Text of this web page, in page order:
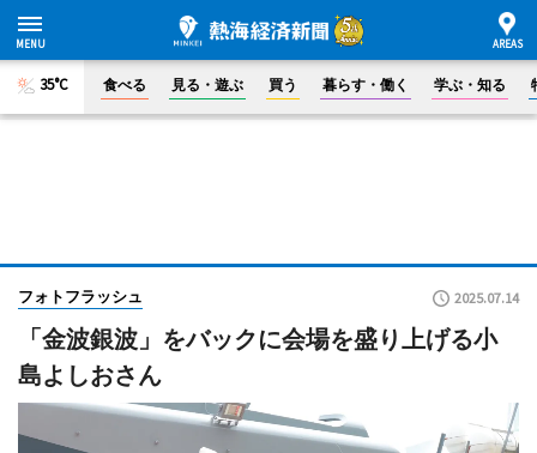
35°C 食べる 見る・遊ぶ 買う 暮らす・働く 学ぶ・知る
フォトフラッシュ 2025.07.14
「金波銀波」をバックに会場を盛り上げる小
島よしおさん